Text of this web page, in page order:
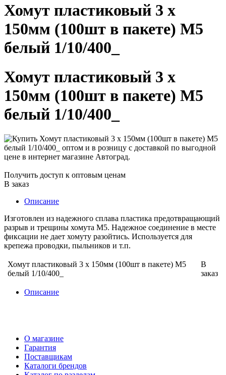
Хомут пластиковый 3 х
150мм (100шт в пакете) М5
белый 1/10/400_
Хомут пластиковый 3 х
150мм (100шт в пакете) М5
белый 1/10/400_
Получить доступ к оптовым ценам
В заказ
Описание
Изготовлен из надежного сплава пластика предотвращающий
разрыв и трещины хомута М5. Надежное соединение в месте
фиксации не дает хомуту разойтись. Используется для
крепежа проводки, пыльников и т.п.
Хомут пластиковый 3 х 150мм (100шт в пакете) М5
белый 1/10/400_
В
заказ
Описание
О магазине
Гарантия
Поставщикам
Каталоги брендов